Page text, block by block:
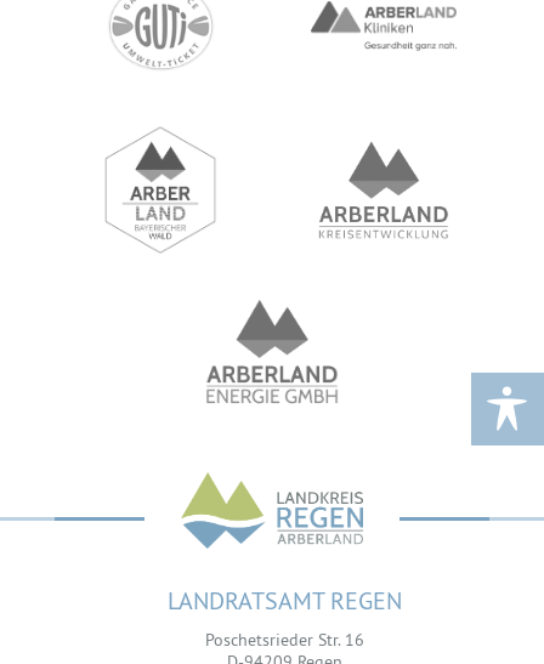
LANDRATSAMT REGEN
Poschetsrieder Str. 16